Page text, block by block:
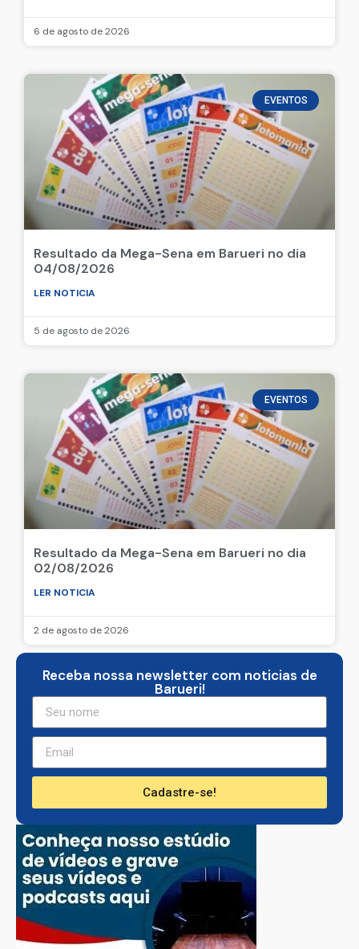
6 de agosto de 2026
EVENTOS
Resultado da Mega-Sena em Barueri no dia
04/08/2026
LER NOTICIA
5 de agosto de 2026
EVENTOS
Resultado da Mega-Sena em Barueri no dia
02/08/2026
LER NOTICIA
2 de agosto de 2026
Receba nossa newsletter com noticias de
Barueri!
Cadastre-se!